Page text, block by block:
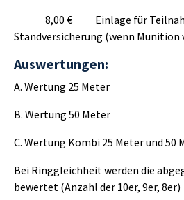
8,00 € Einlage für
Standversicherung (wenn Munition
Auswertungen:
A. Wertung 25 Meter
B. Wertung 50 Meter
C. Wertung Kombi 25 Meter und 50
Bei Ringgleichheit werden die
bewertet (Anzahl der 10er, 9er, 8er)